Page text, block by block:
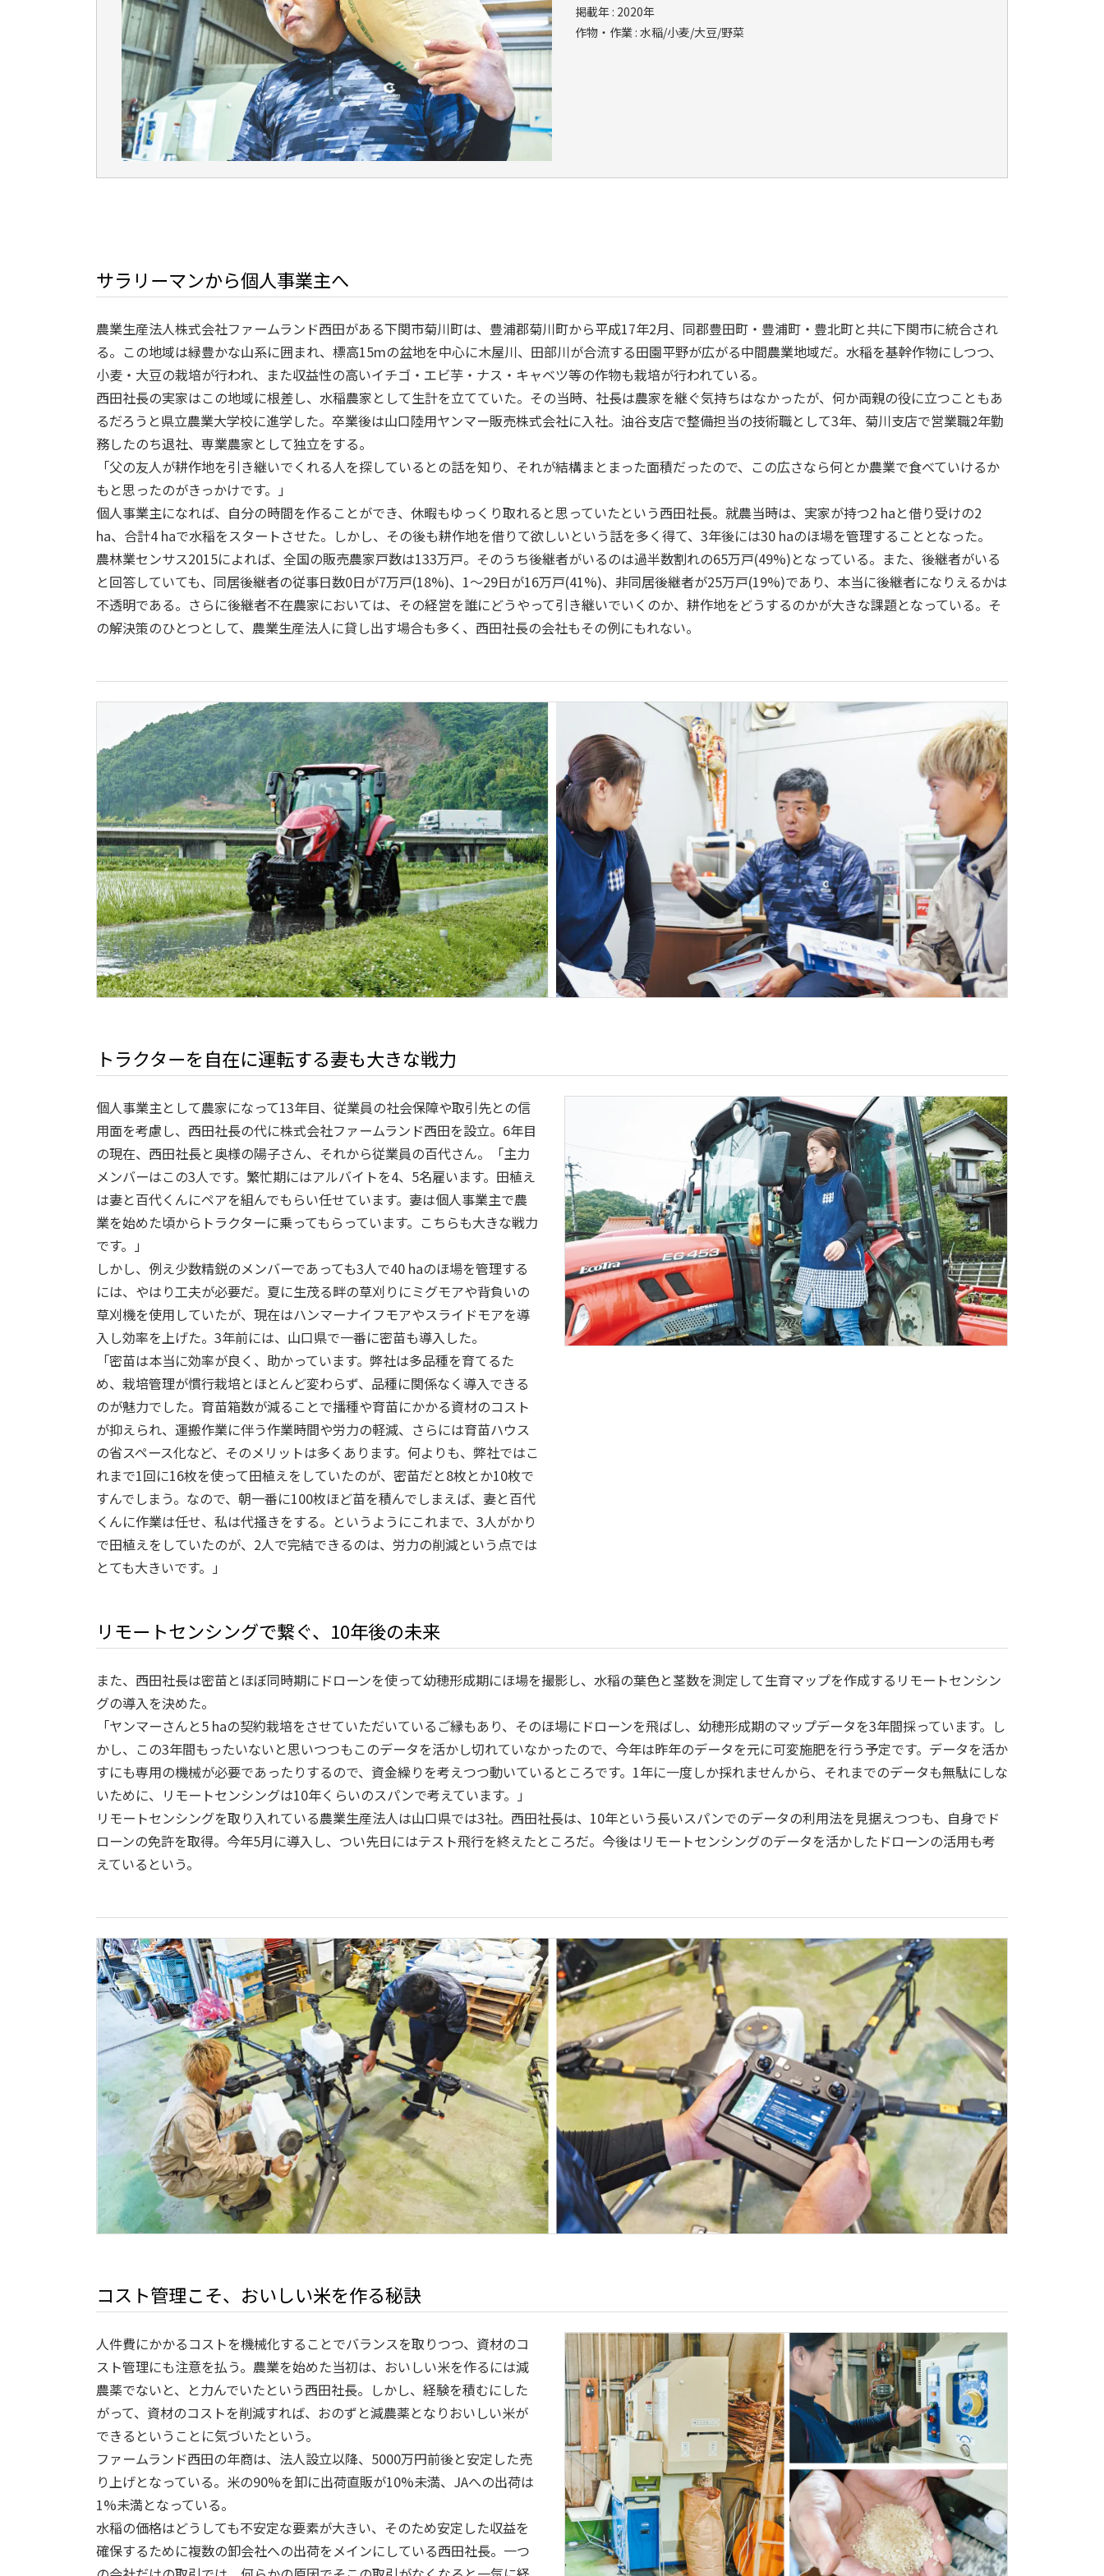
掲載年 : 2020年
作物・作業 : 水稲/小麦/大豆/野菜
サラリーマンから個人事業主へ
農業生産法人株式会社ファームランド西田がある下関市菊川町は、豊浦郡菊川町から平成17年2月、同郡豊田町・豊浦町・豊北町と共に下関市に統合され
る。この地域は緑豊かな山系に囲まれ、標高15mの盆地を中心に木屋川、田部川が合流する田園平野が広がる中間農業地域だ。水稲を基幹作物にしつつ、
小麦・大豆の栽培が行われ、また収益性の高いイチゴ・エビ芋・ナス・キャベツ等の作物も栽培が行われている。
西田社長の実家はこの地域に根差し、水稲農家として生計を立てていた。その当時、社長は農家を継ぐ気持ちはなかったが、何か両親の役に立つこともあ
るだろうと県立農業大学校に進学した。卒業後は山口陸用ヤンマー販売株式会社に入社。油谷支店で整備担当の技術職として3年、菊川支店で営業職2年勤
務したのち退社、専業農家として独立をする。
「父の友人が耕作地を引き継いでくれる人を探しているとの話を知り、それが結構まとまった面積だったので、この広さなら何とか農業で食べていけるか
もと思ったのがきっかけです。」
個人事業主になれば、自分の時間を作ることができ、休暇もゆっくり取れると思っていたという西田社長。就農当時は、実家が持つ2 haと借り受けの2
ha、合計4 haで水稲をスタートさせた。しかし、その後も耕作地を借りて欲しいという話を多く得て、3年後には30 haのほ場を管理することとなった。
農林業センサス2015によれば、全国の販売農家戸数は133万戸。そのうち後継者がいるのは過半数割れの65万戸(49%)となっている。また、後継者がいる
と回答していても、同居後継者の従事日数0日が7万戸(18%)、1～29日が16万戸(41%)、非同居後継者が25万戸(19%)であり、本当に後継者になりえるかは
不透明である。さらに後継者不在農家においては、その経営を誰にどうやって引き継いでいくのか、耕作地をどうするのかが大きな課題となっている。そ
の解決策のひとつとして、農業生産法人に貸し出す場合も多く、西田社長の会社もその例にもれない。
トラクターを自在に運転する妻も大きな戦力
個人事業主として農家になって13年目、従業員の社会保障や取引先との信
用面を考慮し、西田社長の代に株式会社ファームランド西田を設立。6年目
の現在、西田社長と奥様の陽子さん、それから従業員の百代さん。「主力
メンバーはこの3人です。繁忙期にはアルバイトを4、5名雇います。田植え
は妻と百代くんにペアを組んでもらい任せています。妻は個人事業主で農
業を始めた頃からトラクターに乗ってもらっています。こちらも大きな戦力
です。」
しかし、例え少数精鋭のメンバーであっても3人で40 haのほ場を管理する
には、やはり工夫が必要だ。夏に生茂る畔の草刈りにミグモアや背負いの
草刈機を使用していたが、現在はハンマーナイフモアやスライドモアを導
入し効率を上げた。3年前には、山口県で一番に密苗も導入した。
「密苗は本当に効率が良く、助かっています。弊社は多品種を育てるた
め、栽培管理が慣行栽培とほとんど変わらず、品種に関係なく導入できる
のが魅力でした。育苗箱数が減ることで播種や育苗にかかる資材のコスト
が抑えられ、運搬作業に伴う作業時間や労力の軽減、さらには育苗ハウス
の省スペース化など、そのメリットは多くあります。何よりも、弊社ではこ
れまで1回に16枚を使って田植えをしていたのが、密苗だと8枚とか10枚で
すんでしまう。なので、朝一番に100枚ほど苗を積んでしまえば、妻と百代
くんに作業は任せ、私は代掻きをする。というようにこれまで、3人がかり
で田植えをしていたのが、2人で完結できるのは、労力の削減という点では
とても大きいです。」
リモートセンシングで繋ぐ、10年後の未来
また、西田社長は密苗とほぼ同時期にドローンを使って幼穂形成期にほ場を撮影し、水稲の葉色と茎数を測定して生育マップを作成するリモートセンシン
グの導入を決めた。
「ヤンマーさんと5 haの契約栽培をさせていただいているご縁もあり、そのほ場にドローンを飛ばし、幼穂形成期のマップデータを3年間採っています。し
かし、この3年間もったいないと思いつつもこのデータを活かし切れていなかったので、今年は昨年のデータを元に可変施肥を行う予定です。データを活か
すにも専用の機械が必要であったりするので、資金繰りを考えつつ動いているところです。1年に一度しか採れませんから、それまでのデータも無駄にしな
いために、リモートセンシングは10年くらいのスパンで考えています。」
リモートセンシングを取り入れている農業生産法人は山口県では3社。西田社長は、10年という長いスパンでのデータの利用法を見据えつつも、自身でド
ローンの免許を取得。今年5月に導入し、つい先日にはテスト飛行を終えたところだ。今後はリモートセンシングのデータを活かしたドローンの活用も考
えているという。
コスト管理こそ、おいしい米を作る秘訣
人件費にかかるコストを機械化することでバランスを取りつつ、資材のコ
スト管理にも注意を払う。農業を始めた当初は、おいしい米を作るには減
農薬でないと、と力んでいたという西田社長。しかし、経験を積むにした
がって、資材のコストを削減すれば、おのずと減農薬となりおいしい米が
できるということに気づいたという。
ファームランド西田の年商は、法人設立以降、5000万円前後と安定した売
り上げとなっている。米の90%を卸に出荷直販が10%未満、JAへの出荷は
1%未満となっている。
水稲の価格はどうしても不安定な要素が大きい、そのため安定した収益を
確保するために複数の卸会社への出荷をメインにしている西田社長。一つ